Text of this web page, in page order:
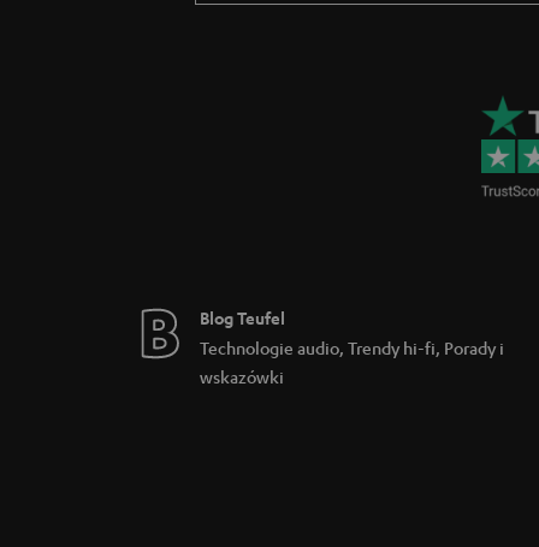
Blog Teufel
Technologie audio, Trendy hi-fi, Porady i
wskazówki